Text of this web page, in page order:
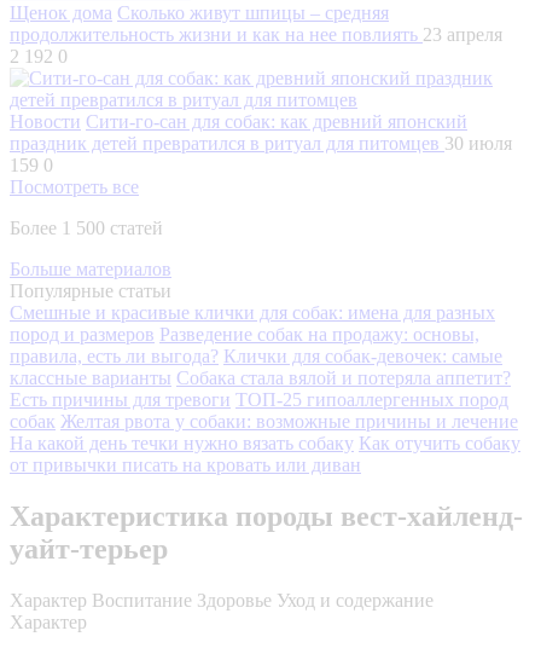
Щенок дома Сколько живут шпицы – средняя
продолжительность жизни и как на нее повлиять 23 апреля
2 192 0
Новости Сити-го-сан для собак: как древний японский
праздник детей превратился в ритуал для питомцев 30 июля
159 0
Посмотреть все
Более 1 500 статей
Больше материалов
Популярные статьи
Смешные и красивые клички для собак: имена для разных
пород и размеров Разведение собак на продажу: основы,
правила, есть ли выгода? Клички для собак-девочек: самые
классные варианты Собака стала вялой и потеряла аппетит?
Есть причины для тревоги ТОП-25 гипоаллергенных пород
собак Желтая рвота у собаки: возможные причины и лечение
На какой день течки нужно вязать собаку Как отучить собаку
от привычки писать на кровать или диван
Характеристика породы вест-хайленд-
уайт-терьер
Характер Воспитание Здоровье Уход и содержание
Характер